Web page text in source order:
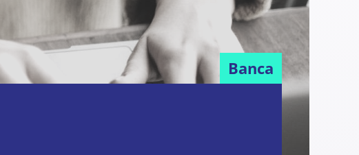
Banca